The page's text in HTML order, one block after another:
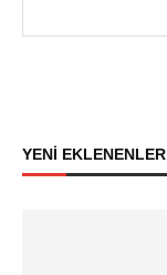
YENİ EKLENENLER